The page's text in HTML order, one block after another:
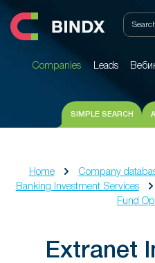
Companies Leads
Companies Leads
SIMPLE SEARCH
Home Company
Banking Investment Services
Fund
Extranet